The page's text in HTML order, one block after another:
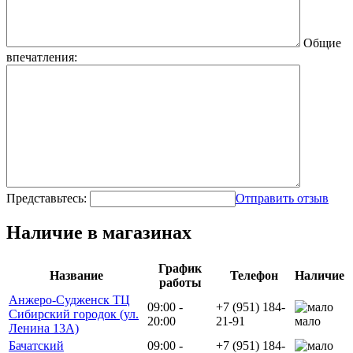
Общие
впечатления:
Представьтесь: Отправить отзыв
Наличие в магазинах
Название
График
работы
Телефон
Наличие
Анжеро-Судженск ТЦ
Сибирский городок (ул.
Ленина 13А)
09:00 -
20:00
+7 (951) 184-
21-91
мало
Бачатский
09:00 - +7 (951) 184-